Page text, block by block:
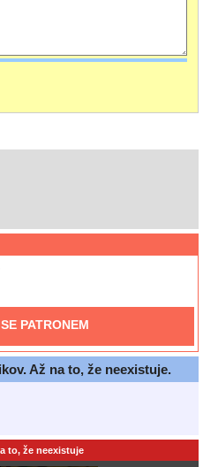
PATRONEM
Až na to, že neexistuje.
to, že neexistuje